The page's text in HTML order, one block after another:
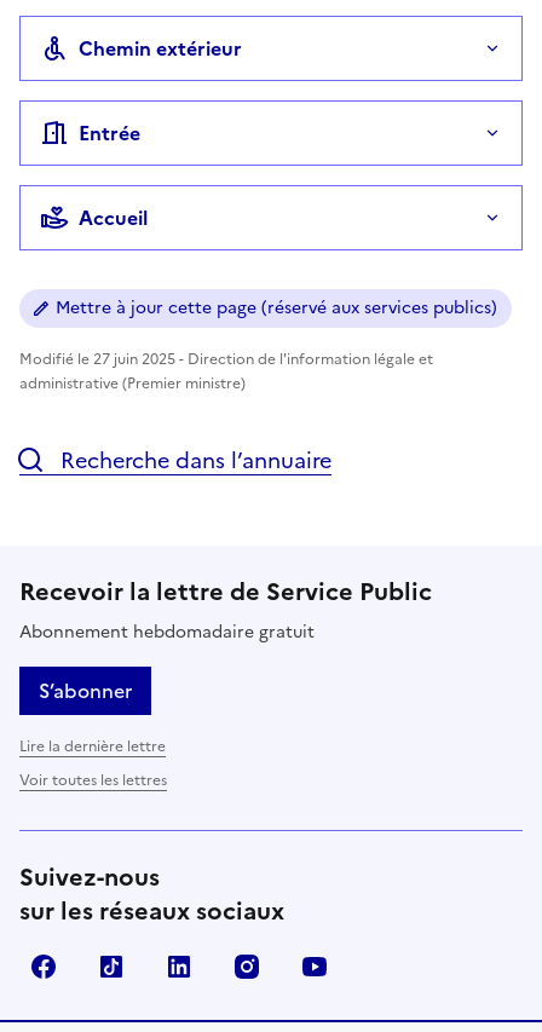
Chemin extérieur
Entrée
Accueil
Mettre à jour cette page (réservé aux services publics)
Modifié le 27 juin 2025 - Direction de l'information légale et
administrative (Premier ministre)
Recherche dans l’annuaire
Recevoir la lettre de Service Public
Abonnement hebdomadaire gratuit
S’abonner
Lire la dernière lettre
Voir toutes les lettres
Suivez-nous
sur les réseaux sociaux
FacebookTikTok LinkedIn Instagram